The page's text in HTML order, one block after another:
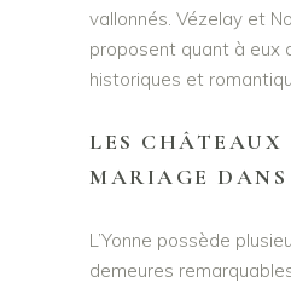
vallonnés. Vézelay et
proposent quant à eux
historiques et
LES CHÂTEAUX
MARIAGE DANS
L’Yonne possède
demeures